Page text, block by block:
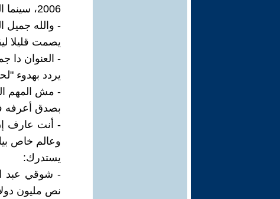
2006، سينما الطريق 2007، العام القادم لحظات صالحة للقتل.
- والله جميل
يصمت قليلا
- العنوان دا
يردد بهدوء
- مش المهم
بصدق أعرفه
- أنت عارف
وعالم خاص
يستدرك:
- شوقي عبد
نص مليون